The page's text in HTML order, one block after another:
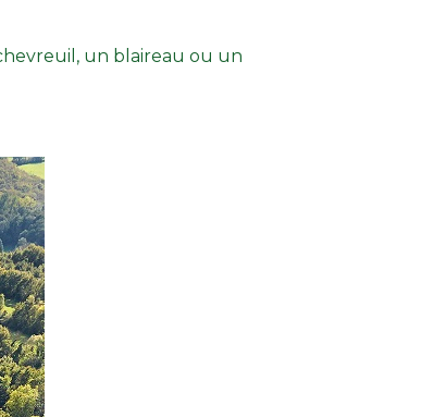
un blaireau ou un